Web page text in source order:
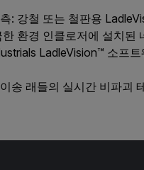
: 강철 또는 철판용
환경 인클로저에 설치된
LadleVision™ 소프
송 래들의 실시간 비파괴